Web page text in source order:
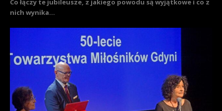
Co łączy te jubileusze, z jakiego powodu są wyjątkowe i co z
nich wynika...